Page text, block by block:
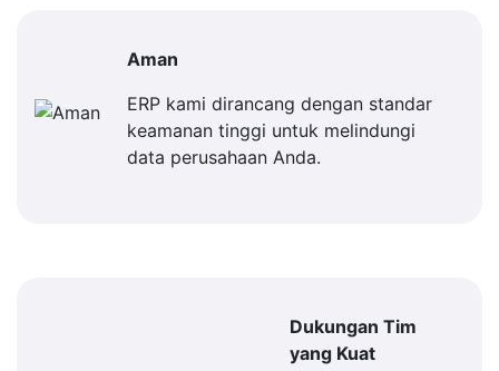
Aman
ERP kami dirancang dengan standar
keamanan tinggi untuk melindungi
data perusahaan Anda.
Dukungan Tim
yang Kuat